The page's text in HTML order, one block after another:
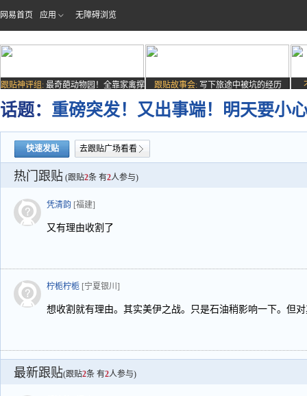
网易首页 应用 无障碍浏览
跟贴神评组: 最奇葩动物园！全靠家禽撑
场子
跟贴故事会: 写下旅途中被坑的经历
话题： 重磅突发！又出事端！明天要小
快速发贴 去跟贴广场看看
热门跟贴 (跟贴2条 有2人参与)
凭清韵 [福建]
又有理由收割了
柠栀柠栀 [宁夏银川]
想收割就有理由。其实美伊之战。只是石油稍影响一下。但
最新跟贴(跟贴2条 有2人参与)